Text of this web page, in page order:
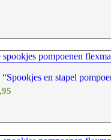
en stapel